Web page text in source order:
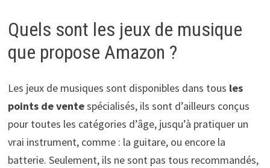
Quels sont les jeux de musique
que propose Amazon ?
Les jeux de musiques sont disponibles dans tous les
points de ventespécialisés, ils sont d’ailleurs conçus
pour toutes les catégories d’âge, jusqu’à pratiquer un
vrai instrument, comme : la guitare, ou encore la
batterie. Seulement, ils ne sont pas tous recommandés,